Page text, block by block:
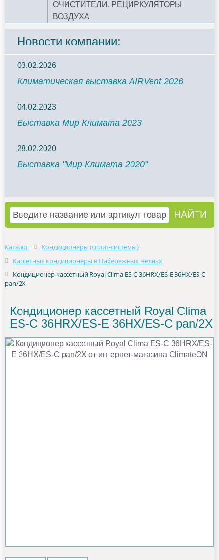
ОЧИСТИТЕЛИ, РЕЦИРКУЛЯТОРЫ
ВОЗДУХА
Новости компании:
03.02.2026
Климатическая выставка AIRVent 2026
04.02.2023
Выставка Мир Климата 2023
28.02.2020
Выставка "Мир Климата 2020"
Каталог
Кондиционеры (сплит-системы)
Кассетные кондиционеры в Набережных Челнах
Кондиционер кассетный Royal Clima ES-C 36HRX/ES-E 36HX/ES-C
pan/2X
Кондиционер кассетный Royal Clima
ES-C 36HRX/ES-E 36HX/ES-C pan/2X